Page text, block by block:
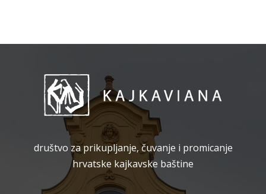
društvo za prikupljanje, čuvanje i promicanje
hrvatske kajkavske baštine